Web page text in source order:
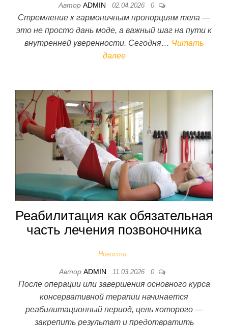
Автор ADMIN 02.04.2026 0
Стремление к гармоничным пропорциям тела —
это не просто дань моде, а важный шаг на пути к
внутренней уверенности. Сегодня… Читать
далее
Реабилитация как обязательная
часть лечения позвоночника
Новости
Автор ADMIN 11.03.2026 0
После операции или завершения основного курса
консервативной терапии начинается
реабилитационный период, цель которого —
закрепить результат и предотвратить